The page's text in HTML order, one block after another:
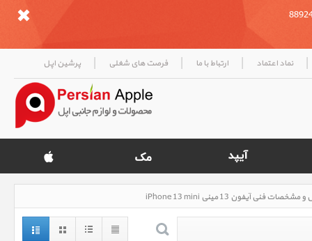
| نماد اعتماد | ارتباط با ما | فرصت های شغلی | پرشین اپل